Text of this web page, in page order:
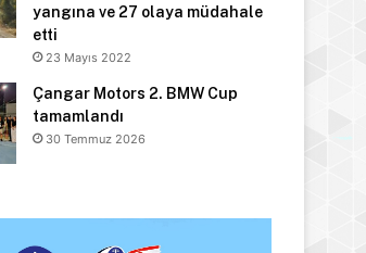
yangına ve 27 olaya müdahale
etti
23 Mayıs 2022
Çangar Motors 2. BMW Cup
tamamlandı
30 Temmuz 2026